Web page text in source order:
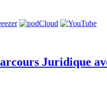
Juridique